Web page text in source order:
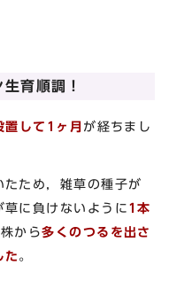
育順調！
置して1ヶ月 が経ちまし
ため，雑草の種子が
に負けないように 1本
から多くのつるを出さ
た 。